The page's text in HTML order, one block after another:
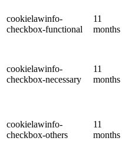
cookielawinfo-
checkbox-functional
11
months
cookielawinfo-
checkbox-necessary
11
months
cookielawinfo-
checkbox-others
11
months